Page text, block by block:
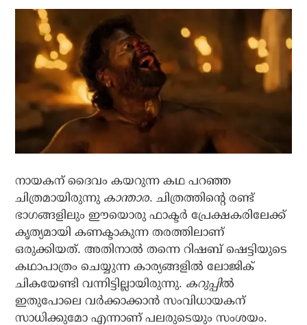
നായകന് ദൈവം കയറുന്ന കഥ പറഞ്ഞ
ചിത്രമായിരുന്നു കാന്താര. ചിത്രത്തിന്റെ രണ്ട്
ഭാഗങ്ങളിലും ഈയൊരു ഫാക്ടര്‍ പ്രേക്ഷകരിലേക്ക്
കൃത്യമായി കണക്ടാകുന്ന തരത്തിലാണ്
ഒരുക്കിയത്. അതിനാല്‍ തന്നെ റിഷബ് ഷെട്ടിയുടെ
കഥാപാത്രം ചെയ്യുന്ന കാര്യങ്ങളില്‍ ലോജിക്
ചികയേണ്ടി വന്നിട്ടില്ലായിരുന്നു. കറുപ്പില്‍
ഇതുപോലെ വര്‍ക്കാക്കാന്‍ സംവിധായകന്
സാധിക്കുമോ എന്നാണ് പലരുടെയും സംശയം.